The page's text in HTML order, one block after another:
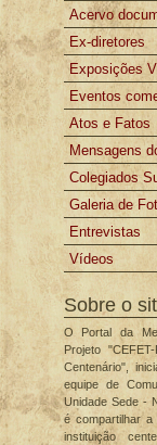
Acervo
Ex-diretores
Exposições
Eventos
Atos e Fatos
Mensagens
Colegiados
Galeria de
Entrevistas
Vídeos
Sobre o
O Portal da
Projeto
Centenário",
equipe de
Unidade Sede -
é compartilhar a
instituição